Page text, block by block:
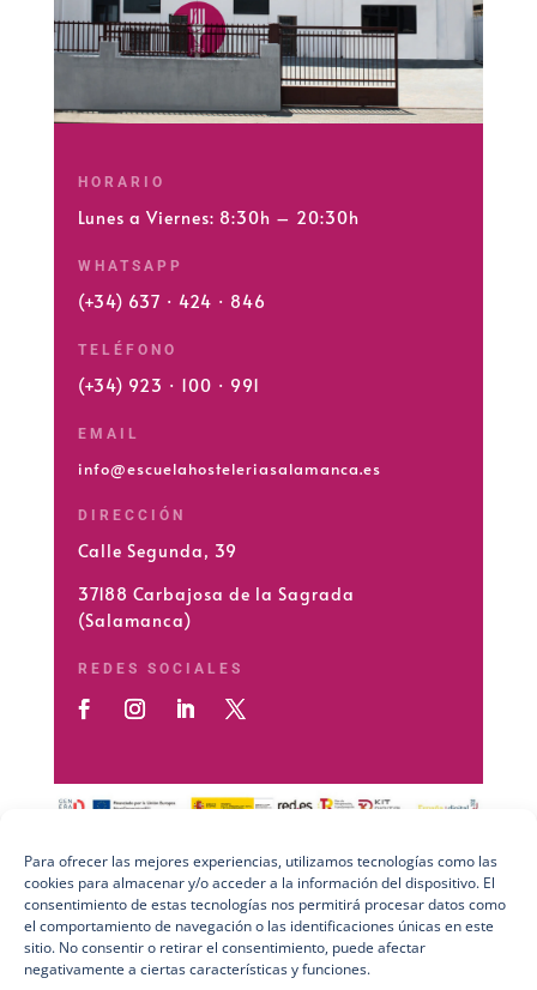
Para ofrecer las mejores experiencias, utilizamos tecnologías como las
cookies para almacenar y/o acceder a la información del dispositivo. El
consentimiento de estas tecnologías nos permitirá procesar datos como
el comportamiento de navegación o las identificaciones únicas en este
sitio. No consentir o retirar el consentimiento, puede afectar
negativamente a ciertas características y funciones.
HORARIO
Lunes a Viernes: 8:30h – 20:30h
WHATSAPP
(+34) 637 · 424 · 846
TELÉFONO
(+34) 923 · 100 · 991
EMAIL
info@escuelahosteleriasalamanca.es
DIRECCIÓN
Calle Segunda, 39
37188 Carbajosa de la Sagrada
(Salamanca)
REDES SOCIALES
Preguntas Frecuentes (FAQs)
Aviso Legal
Política de Privacidad